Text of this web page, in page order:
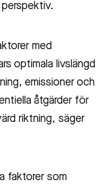
med
optimala livslängd
emissioner och
åtgärder för
riktning, säger
faktorer som